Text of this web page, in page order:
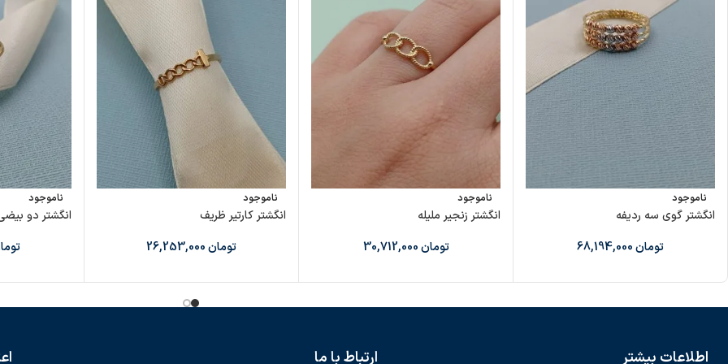
ناموجود
انگشتر گوی سه ردیفه
تومان
ناموجود
انگشتر زنجیر ملیله
تومان
ناموجود
انگشتر کارتیر ظریف
تومان
ناموجود
انگشتر دو
اطلاعات بیشتر ارتباط با ما